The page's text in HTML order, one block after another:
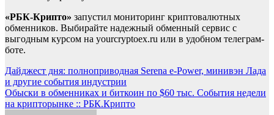
«РБК-Крипто» запустил мониторинг криптовалютных
обменников. Выбирайте надежный обменный сервис с
выгодным курсом на yourcryptoex.ru или в удобном телеграм-
боте.
Навигация
по
записям
Дайджест дня: полноприводная Serena e-Power, минивэн Лада
и другие события индустрии
Обыски в обменниках и биткоин по $60 тыс. События недели
на крипторынке :: РБК.Крипто